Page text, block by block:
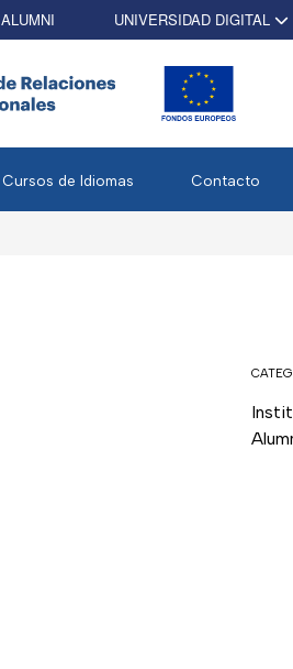
ALUMNI UNIVERSIDAD DIGITAL
Cursos de Idiomas Contacto